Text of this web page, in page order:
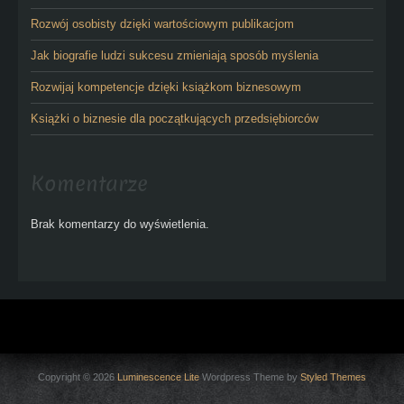
Rozwój osobisty dzięki wartościowym publikacjom
Jak biografie ludzi sukcesu zmieniają sposób myślenia
Rozwijaj kompetencje dzięki książkom biznesowym
Książki o biznesie dla początkujących przedsiębiorców
Komentarze
Brak komentarzy do wyświetlenia.
Copyright © 2026 Luminescence Lite Wordpress Theme by Styled Themes